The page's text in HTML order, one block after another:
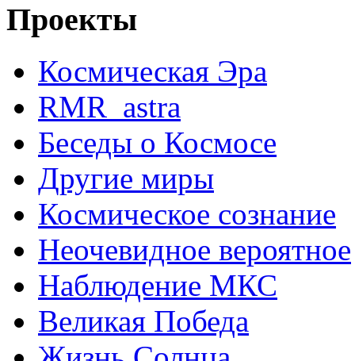
Проекты
Космическая Эра
RMR_astra
Беседы о Космосе
Другие миры
Космическое сознание
Неочевидное вероятное
Наблюдение МКС
Великая Победа